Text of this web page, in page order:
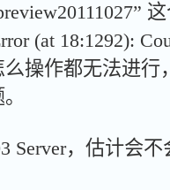
(at 18:1292):
操作都无法进行
，估计会不